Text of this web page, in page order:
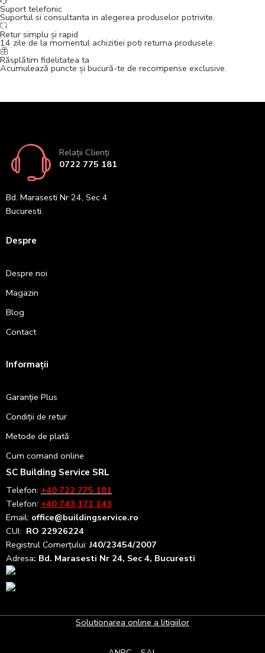
Suport telefonic
Suportul si consultanta in alegerea produselor potrivite.
Retur simplu și rapid
14 zile de la momentul achizitiei poti returna produsele.
Răsplătim fidelitatea ta
Acumulează puncte și bucură-te de recompense exclusive.
Relații Clienți
0722 775 181
Bd. Marasesti Nr 24, Sec 4
Bucuresti.
Despre
Despre noi
Magazin
Blog
Contact
Informații
Garanție Plus
Condiții de retur
Metode de plată
Cum comand online
SC Building Service SRL
Telefon: +40 722 775 181
Telefon: +40 743 171 143
Email: office@buildingservice.ro
CUI: RO 22926224
Registrul Comerțului:J40/23454/2007
Adresa: Bd. Marasesti Nr 24, Sec 4, Bucuresti
Solutionarea online a litigiilor